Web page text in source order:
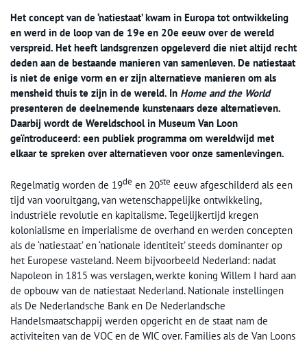
Het concept van de ‘natiestaat’ kwam in Europa tot ontwikkeling
en werd in de loop van de 19e en 20e eeuw over de wereld
verspreid. Het heeft landsgrenzen opgeleverd die niet altijd recht
deden aan de bestaande manieren van samenleven. De natiestaat
is niet de enige vorm en er zijn alternatieve manieren om als
mensheid thuis te zijn in de wereld. In Home and the World
presenteren de deelnemende kunstenaars deze alternatieven.
Daarbij wordt de Wereldschool in Museum Van Loon
geïntroduceerd: een publiek programma om wereldwijd met
elkaar te spreken over alternatieven voor onze samenlevingen.
Regelmatig worden de 19de en 20ste eeuw afgeschilderd als een
tijd van vooruitgang, van wetenschappelijke ontwikkeling,
industriële revolutie en kapitalisme. Tegelijkertijd kregen
kolonialisme en imperialisme de overhand en werden concepten
als de ‘natiestaat’ en ‘nationale identiteit’ steeds dominanter op
het Europese vasteland. Neem bijvoorbeeld Nederland: nadat
Napoleon in 1815 was verslagen, werkte koning Willem I hard aan
de opbouw van de natiestaat Nederland. Nationale instellingen
als De Nederlandsche Bank en De Nederlandsche
Handelsmaatschappij werden opgericht en de staat nam de
activiteiten van de VOC en de WIC over. Families als de Van Loons